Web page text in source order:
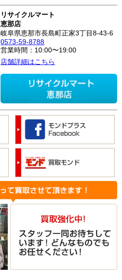
リサイクルマート
恵那店
岐阜県恵那市長島町正家3丁目8-43-6
0573-59-8788
営業時間：10:00〜19:00
店舗詳細はこちら